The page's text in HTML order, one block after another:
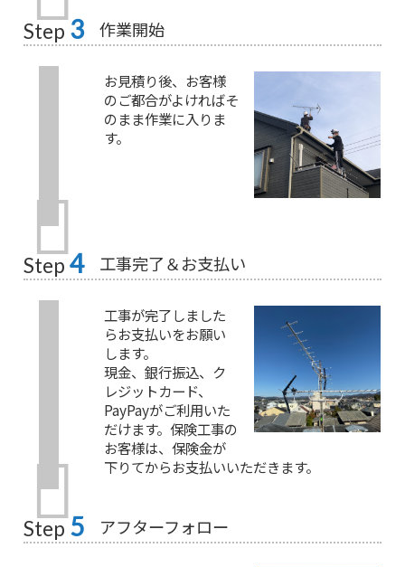
Step 3 作業開始
お見積り後、お客様
のご都合がよければそ
のまま作業に入りま
す。
Step 4 工事完了＆お支払い
工事が完了しました
らお支払いをお願い
します。
現金、銀行振込、ク
レジットカード、
PayPayがご利用いた
だけます。保険工事の
お客様は、保険金が
下りてからお支払いいただきます。
Step 5 アフターフォロー